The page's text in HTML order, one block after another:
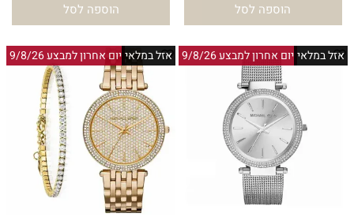
הוספה לסל הוספה לסל
יום אחרון למבצע 9/8/26אזל במלאי יום אחרון למבצע 9/8/26אזל במלאי